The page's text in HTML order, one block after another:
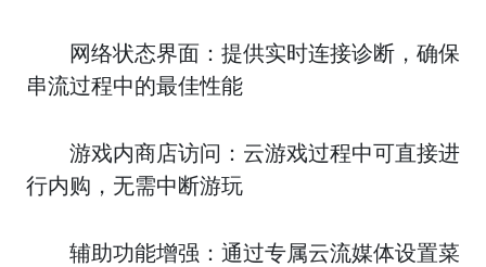
网络状态界面：提供实时连接诊断，确保
串流过程中的最佳性能
游戏内商店访问：云游戏过程中可直接进
行内购，无需中断游玩
辅助功能增强：通过专属云流媒体设置菜